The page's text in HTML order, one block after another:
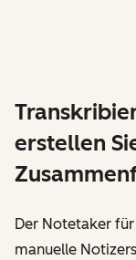
erstellen
Der Notetaker
manuelle